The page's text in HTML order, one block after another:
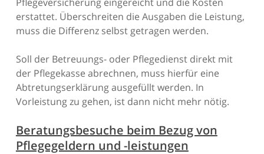
erstattet. Überschreiten die Ausgaben die Leistung,
muss die Differenz selbst getragen werden.
Soll der Betreuungs- oder Pflegedienst direkt mit
der Pflegekasse abrechnen, muss hierfür eine
Abtretungserklärung ausgefüllt werden. In
Vorleistung zu gehen, ist dann nicht mehr nötig.
Beratungsbesuche beim Bezug von
Pflegegeldern und -leistungen